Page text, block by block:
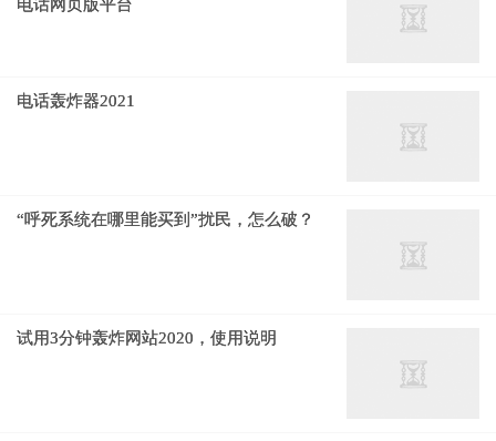
电话网页版平台
电话轰炸器2021
“呼死系统在哪里能买到”扰民，怎么破？
试用3分钟轰炸网站2020，使用说明